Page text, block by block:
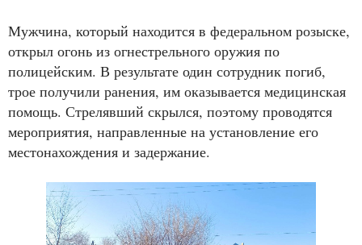
Мужчина, который находится в федеральном розыске,
открыл огонь из огнестрельного оружия по
полицейским. В результате один сотрудник погиб,
трое получили ранения, им оказывается медицинская
помощь. Стрелявший скрылся, поэтому проводятся
мероприятия, направленные на установление его
местонахождения и задержание.